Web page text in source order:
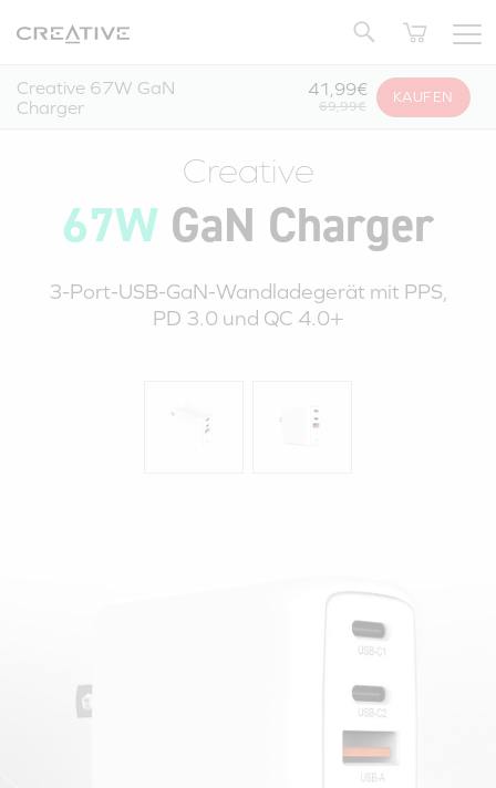
Creative 67W GaN
Charger
69,99€
41,99€ KAUFEN
Zurück zum Seitenanfang
Creative
67W GaN Charger
3-Port-USB-GaN-Wandladegerät mit PPS,
PD 3.0 und QC 4.0+